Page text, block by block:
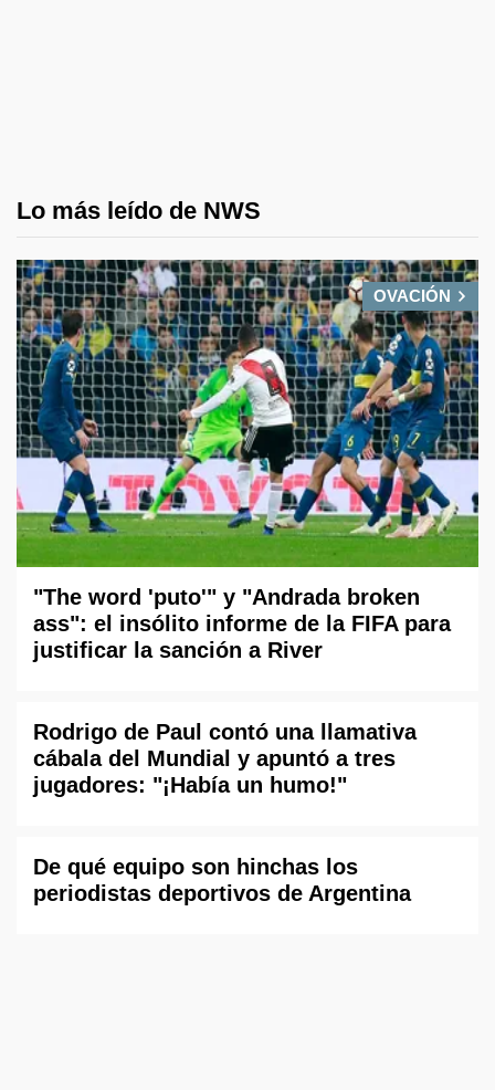
Lo más leído de NWS
OVACIÓN
"The word 'puto'" y "Andrada broken
ass": el insólito informe de la FIFA para
justificar la sanción a River
Rodrigo de Paul contó una llamativa
cábala del Mundial y apuntó a tres
jugadores: "¡Había un humo!"
De qué equipo son hinchas los
periodistas deportivos de Argentina